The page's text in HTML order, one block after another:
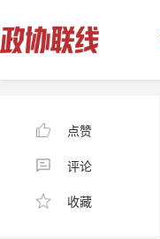
点赞
评论
收藏